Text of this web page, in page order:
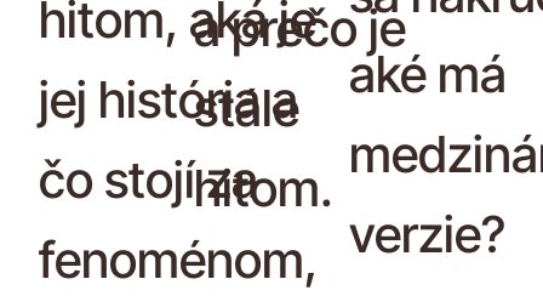
hitom, aká je
jej história a
čo stojí za
fenoménom,
a prečo je
stále
hitom.
aké má
verzie?